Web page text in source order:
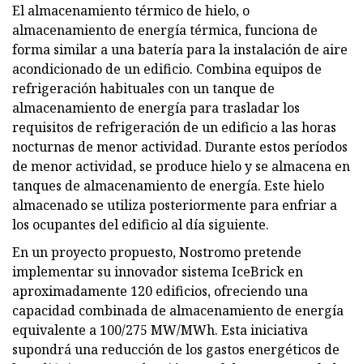
El almacenamiento térmico de hielo, o
almacenamiento de energía térmica, funciona de
forma similar a una batería para la instalación de aire
acondicionado de un edificio. Combina equipos de
refrigeración habituales con un tanque de
almacenamiento de energía para trasladar los
requisitos de refrigeración de un edificio a las horas
nocturnas de menor actividad. Durante estos períodos
de menor actividad, se produce hielo y se almacena en
tanques de almacenamiento de energía. Este hielo
almacenado se utiliza posteriormente para enfriar a
los ocupantes del edificio al día siguiente.
En un proyecto propuesto, Nostromo pretende
implementar su innovador sistema IceBrick en
aproximadamente 120 edificios, ofreciendo una
capacidad combinada de almacenamiento de energía
equivalente a 100/275 MW/MWh. Esta iniciativa
supondrá una reducción de los gastos energéticos de